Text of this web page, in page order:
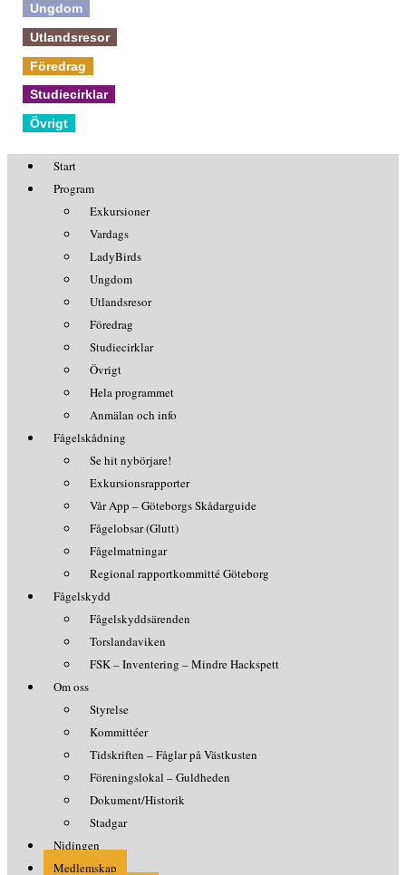
Ungdom
Utlandsresor
Föredrag
Studiecirklar
Övrigt
Start
Program
Exkursioner
Vardags
LadyBirds
Ungdom
Utlandsresor
Föredrag
Studiecirklar
Övrigt
Hela programmet
Anmälan och info
Fågelskådning
Se hit nybörjare!
Exkursionsrapporter
Vår App – Göteborgs Skådarguide
Fågelobsar (Glutt)
Fågelmatningar
Regional rapportkommitté Göteborg
Fågelskydd
Fågelskyddsärenden
Torslandaviken
FSK – Inventering – Mindre Hackspett
Om oss
Styrelse
Kommittéer
Tidskriften – Fåglar på Västkusten
Föreningslokal – Guldheden
Dokument/Historik
Stadgar
Nidingen
Medlemskap